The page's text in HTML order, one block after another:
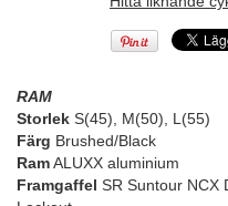
RAM
Storlek S(45), M(50), L(55)
Färg Brushed/Black
RamALUXX aluminium
Framgaffel SR Suntour NCX